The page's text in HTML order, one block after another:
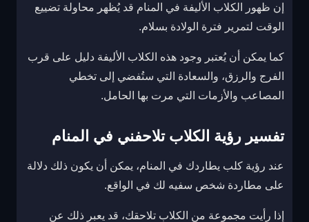
إن ظهور الكلاب الأليفة في المنام قد يُظهر محاولة تضييع
الوقت لتمرير فترة الولادة بسلام.
كما يمكن أن يُعتبر وجود هذه الكلاب الأليفة دليل على قرب
الفرج والرزق، والسعادة التي ستُفضي إلى تخطي
المصاعب والأزمات التي مرت بها الحامل.
تفسير رؤية الكلاب تلاحفني في المنام
عند رؤية كلب يطاردك في المنام، يمكن أن يكون ذلك دلالة
على مطاردة شخص سفيه لك في الواقع.
إذا رأيت مجموعة من الكلاب تلاحقك، قد يعبر ذلك عن